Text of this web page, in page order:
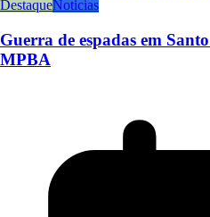
DestaqueNoticias
Guerra de espadas em
MPBA